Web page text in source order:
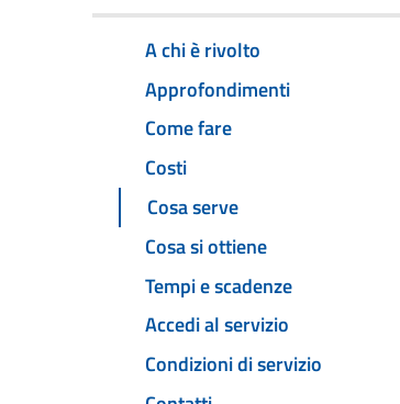
A chi è rivolto
Approfondimenti
Come fare
Costi
Cosa serve
Cosa si ottiene
Tempi e scadenze
Accedi al servizio
Condizioni di servizio